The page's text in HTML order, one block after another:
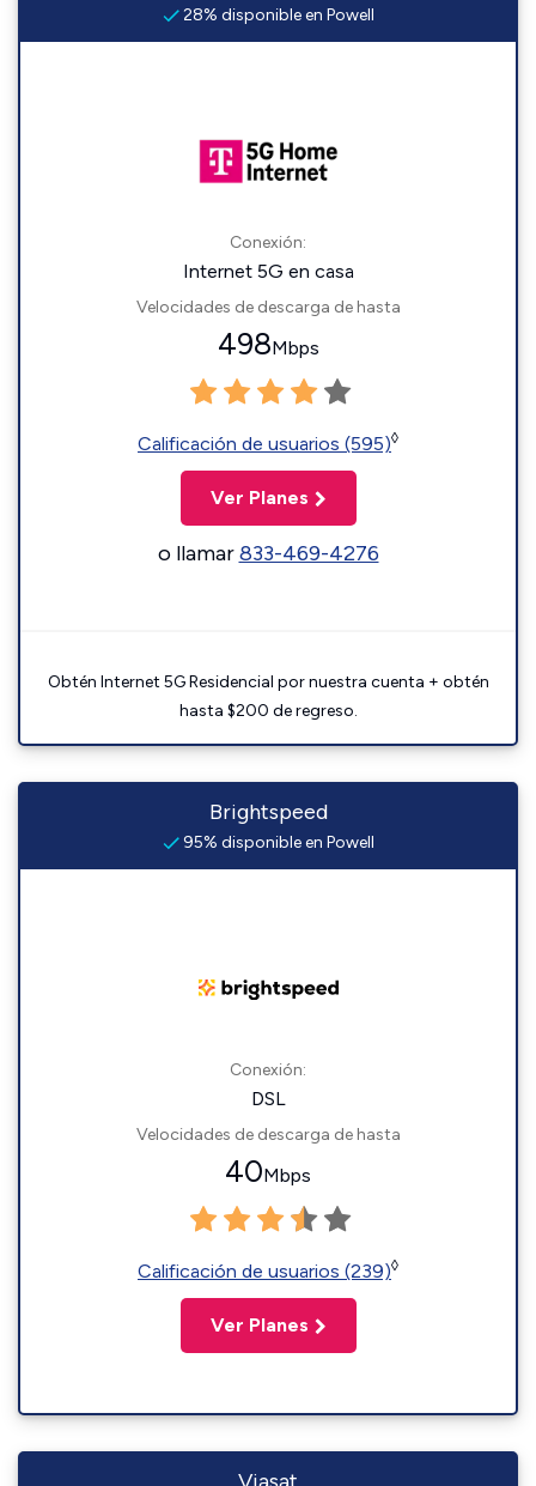
28% disponible en Powell
Conexión:
Internet 5G en casa
Velocidades de descarga de hasta
498Mbps
Calificación de usuarios (595)◊
Ver Planes
o llamar833-469-4276
Obtén Internet 5G Residencial por nuestra cuenta + obtén
hasta $200 de regreso.
Brightspeed
95% disponible en Powell
Conexión:
DSL
Velocidades de descarga de hasta
40Mbps
Calificación de usuarios (239)◊
Ver Planes